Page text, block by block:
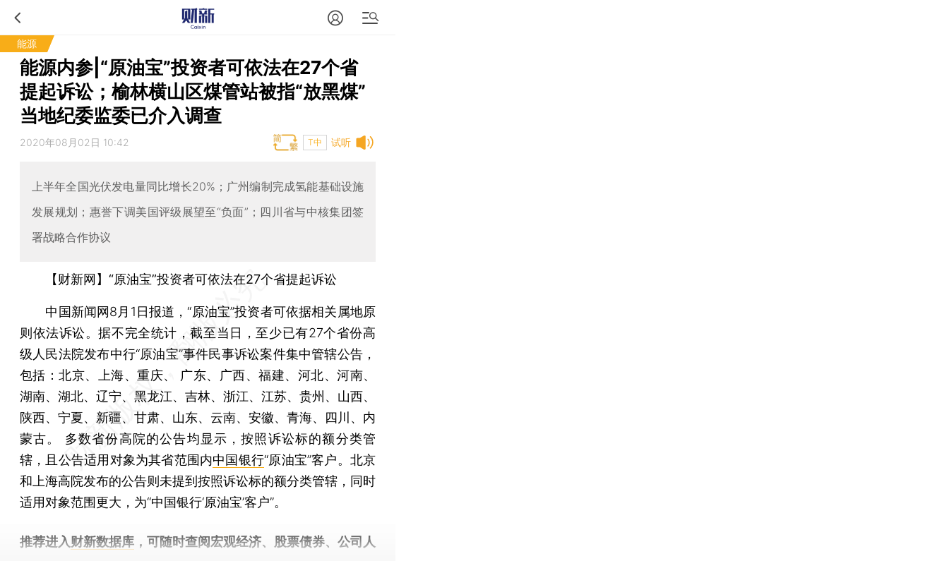
能源
能源内参|“原油宝”投资者可依法在27个省
提起诉讼；榆林横山区煤管站被指“放黑煤”
当地纪委监委已介入调查
试听
2020年08月02日 10:42 T中
上半年全国光伏发电量同比增长20%；广州编制完成氢能基础设施
发展规划；惠誉下调美国评级展望至“负面”；四川省与中核集团签
署战略合作协议
【财新网】“原油宝”投资者可依法在27个省提起诉讼
中国新闻网8月1日报道，“原油宝”投资者可依据相关属地原
则依法诉讼。据不完全统计，截至当日，至少已有27个省份高
级人民法院发布中行“原油宝”事件民事诉讼案件集中管辖公告，
包括：北京、上海、重庆、 广东、广西、福建、河北、河南、
湖南、湖北、辽宁、黑龙江、吉林、浙江、江苏、贵州、山西、
陕西、宁夏、新疆、甘肃、山东、云南、安徽、青海、四川、内
蒙古。 多数省份高院的公告均显示，按照诉讼标的额分类管
辖，且公告适用对象为其省范围内中国银行“原油宝”客户。北京
和上海高院发布的公告则未提到按照诉讼标的额分类管辖，同时
适用对象范围更大，为“中国银行‘原油宝’客户”。
推荐进入财新数据库 ，可随时查阅宏观经济、股票债券、公司人